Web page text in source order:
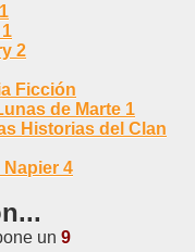
2
Ficción
de Marte 1
Historias del Clan
Napier 4
un 9